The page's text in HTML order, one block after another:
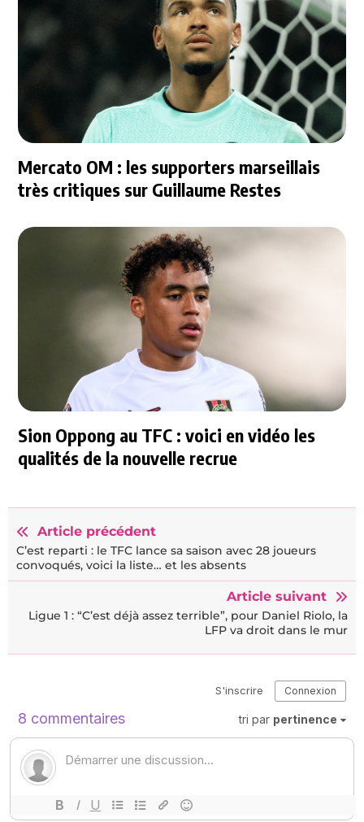
Mercato OM : les supporters marseillais
très critiques sur Guillaume Restes
Sion Oppong au TFC : voici en vidéo les
qualités de la nouvelle recrue
Article précédent
C’est reparti : le TFC lance sa saison avec 28 joueurs
convoqués, voici la liste… et les absents
Article suivant
Ligue 1 : “C’est déjà assez terrible”, pour Daniel Riolo, la
LFP va droit dans le mur